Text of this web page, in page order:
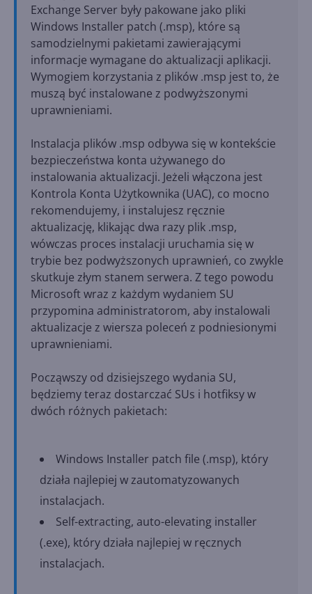
Exchange Server były pakowane jako pliki
Windows Installer patch (.msp), które są
samodzielnymi pakietami zawierającymi
informacje wymagane do aktualizacji aplikacji.
Wymogiem korzystania z plików .msp jest to, że
muszą być instalowane z podwyższonymi
uprawnieniami.
Instalacja plików .msp odbywa się w kontekście
bezpieczeństwa konta używanego do
instalowania aktualizacji. Jeżeli włączona jest
Kontrola Konta Użytkownika (UAC), co mocno
rekomendujemy, i instalujesz ręcznie
aktualizację, klikając dwa razy plik .msp,
wówczas proces instalacji uruchamia się w
trybie bez podwyższonych uprawnień, co zwykle
skutkuje złym stanem serwera. Z tego powodu
Microsoft wraz z każdym wydaniem SU
przypomina administratorom, aby instalowali
aktualizacje z wiersza poleceń z podniesionymi
uprawnieniami.
Począwszy od dzisiejszego wydania SU,
będziemy teraz dostarczać SUs i hotfiksy w
dwóch różnych pakietach:
Windows Installer patch file (.msp), który
działa najlepiej w zautomatyzowanych
instalacjach.
Self-extracting, auto-elevating installer
(.exe), który działa najlepiej w ręcznych
instalacjach.